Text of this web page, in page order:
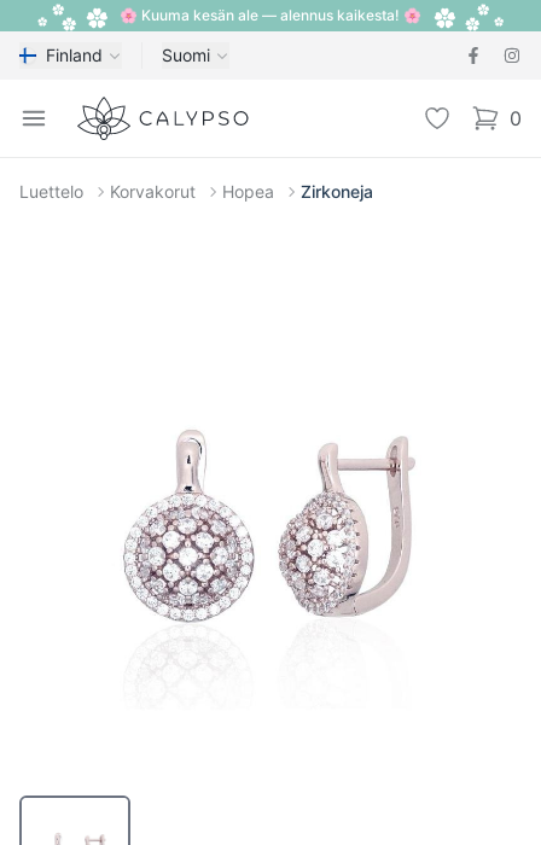
🌸 Kuuma kesän ale — alennus kaikesta! 🌸
Finland Suomi
Open menu
Calypso Toivelista 0
items
Luettelo Korvakorut Hopea Zirkoneja